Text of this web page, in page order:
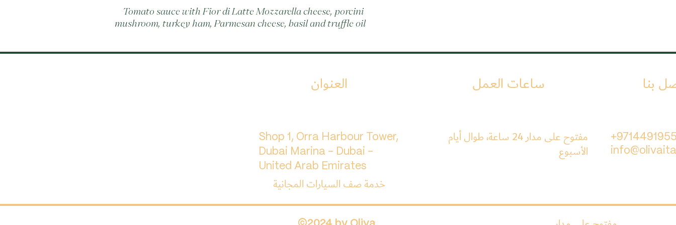
Tomato sauce with Fior di Latte Mozzarella cheese, porcini
mushroom, turkey ham, Parmesan cheese, basil and truffle oil
العنوان
Shop 1, Orra Harbour Tower,
Dubai Marina - Dubai -
United Arab Emirates
ساعات العمل بنا
مفتوح على مدار 24 ساعة، طوال أيام
الأسبوع
خدمة صف السيارات المجانية